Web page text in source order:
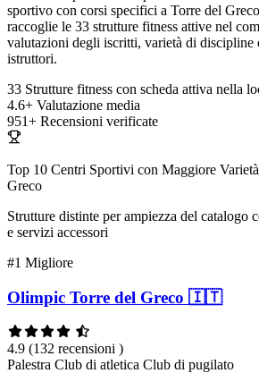
sportivo con corsi specifici a Torre del
raccoglie le 33 strutture fitness attive nel
valutazioni degli iscritti, varietà di discipline
istruttori.
33 Strutture fitness con scheda attiva nella
4.6+ Valutazione media
951+ Recensioni verificate
Top 10 Centri Sportivi con Maggiore
Greco
Strutture distinte per ampiezza del catalogo
e servizi accessori
#1 Migliore
Olimpic Torre del Greco 🇮🇹
4.9 (132 recensioni )
Palestra Club di atletica Club di pugilato